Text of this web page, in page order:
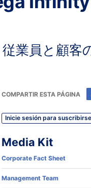
業員と顧客
COMPARTIR ESTA PÁGINA
Inicie sesión para
Media Kit
Corporate Fact Sheet
Management Team